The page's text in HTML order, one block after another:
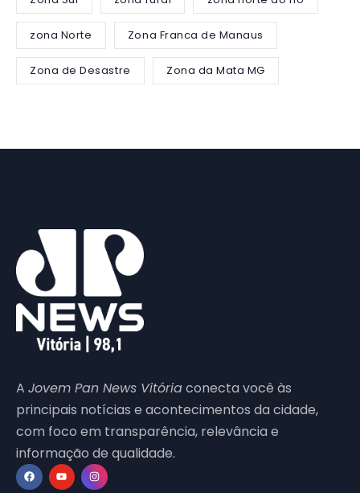
zona Norte Zona Franca de Manaus
Zona de Desastre Zona da Mata MG
A Jovem Pan News Vitóriaconecta você às
principais notícias e acontecimentos da cidade,
com foco em transparência, relevância e
informação de qualidade.